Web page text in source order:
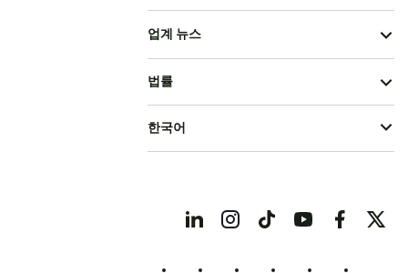
업계 뉴스
법률
한국어